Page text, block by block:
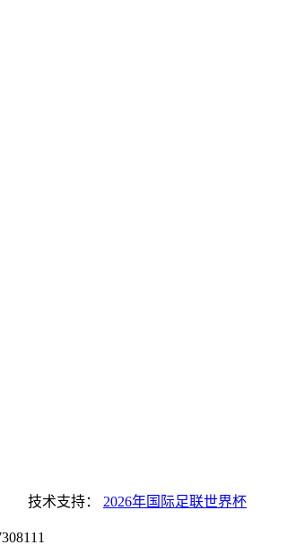
司 技术支持： 2026年国际足联世界杯